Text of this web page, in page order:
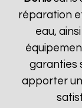
réparation
eau,
garanties
apporter